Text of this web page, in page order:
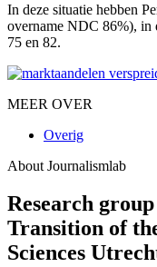
In deze situatie hebben
overname NDC 86%), in
75 en 82.
MEER OVER
Overig
About Journalismlab
Research
Transition of
Sciences